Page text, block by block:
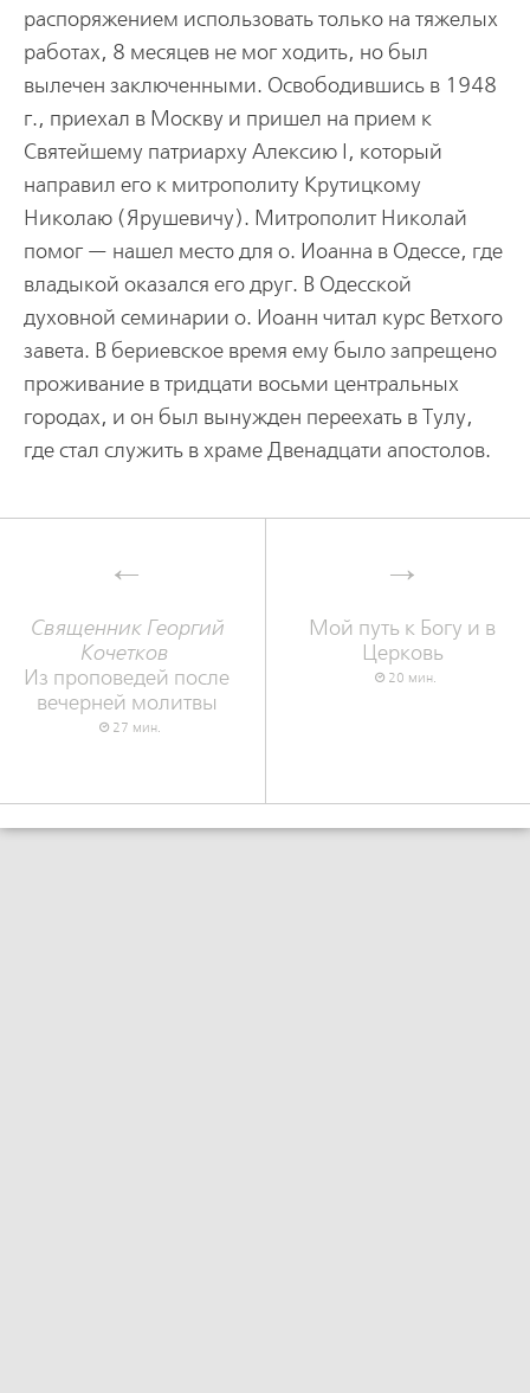
распоряжением использовать только на тяжелых
работах, 8 месяцев не мог ходить, но был
вылечен заключенными. Освободившись в 1948
г., приехал в Москву и пришел на прием к
Святейшему патриарху Алексию I, который
направил его к митрополиту Крутицкому
Николаю (Ярушевичу). Митрополит Николай
помог — нашел место для о. Иоанна в Одессе, где
владыкой оказался его друг. В Одесской
духовной семинарии о. Иоанн читал курс Ветхого
завета. В бериевское время ему было запрещено
проживание в тридцати восьми центральных
городах, и он был вынужден переехать в Тулу,
где стал служить в храме Двенадцати апостолов.
Священник Георгий
Кочетков
Из проповедей после
вечерней молитвы
27 мин.
Мой путь к Богу и в
Церковь
20 мин.